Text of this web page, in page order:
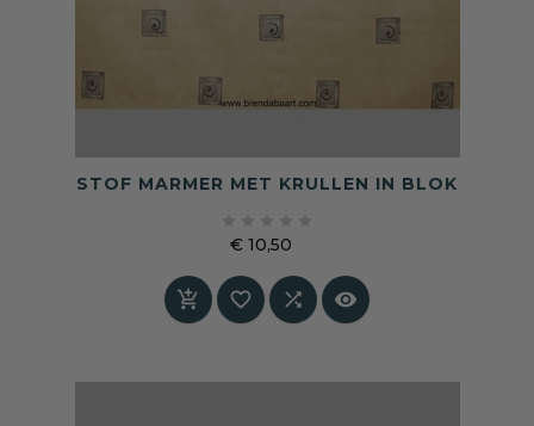
STOF MARMER MET KRULLEN IN BLOK
€ 10,50
   